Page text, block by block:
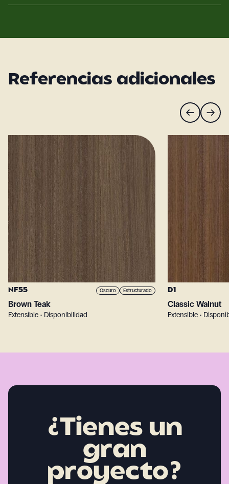
Referencias adicionales
NF55 Oscuro Estructurado
Brown Teak
Extensible • Disponibilidad
D1
Classic Walnut
Extensible •
¿Tienes un
gran
proyecto?